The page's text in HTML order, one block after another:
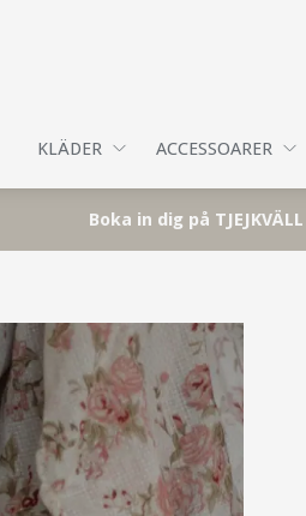
KLÄDER ACCESSOARER
Boka in dig på TJEJKVÄLL